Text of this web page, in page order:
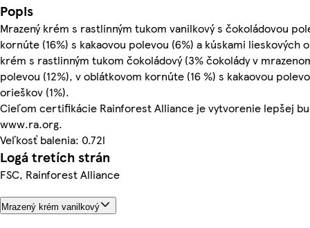
Popis
Mrazený krém s rastlinným tukom vanilkový s čokoládovou
kornúte (16%) s kakaovou polevou (6%) a kúskami lieskových
krém s rastlinným tukom čokoládový (3% čokolády v
polevou (12%), v oblátkovom kornúte (16 %) s kakaovou
orieškov (1%).
Cieľom certifikácie Rainforest Alliance je vytvorenie lepšej
www.ra.org.
Veľkosť balenia: 0.72l
Logá tretích strán
FSC, Rainforest Alliance
Mrazený krém vanilkový